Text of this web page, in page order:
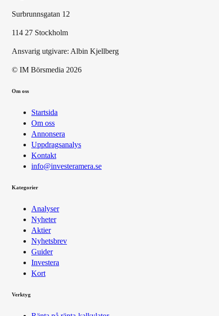
Surbrunnsgatan 12
114 27 Stockholm
Ansvarig utgivare: Albin Kjellberg
© IM Börsmedia 2026
Om oss
Startsida
Om oss
Annonsera
Uppdragsanalys
Kontakt
info@investeramera.se
Kategorier
Analyser
Nyheter
Aktier
Nyhetsbrev
Guider
Investera
Kort
Verktyg